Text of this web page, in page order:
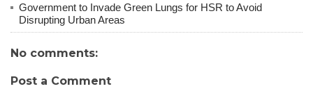
Government to Invade Green Lungs for HSR to Avoid
Disrupting Urban Areas
No comments:
Post a Comment